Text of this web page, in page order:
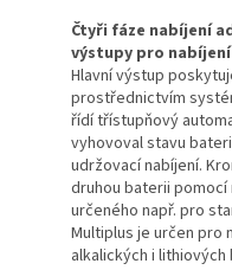
Čtyři fáze nabíjení
výstupy pro
Hlavní výstup
prostřednictvím
řídí třístupňový
vyhovoval stavu
udržovací nabíjení.
druhou baterii
určeného např. pro
Multiplus je určen pro
alkalických i lithiových